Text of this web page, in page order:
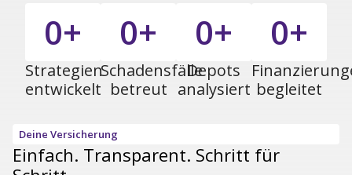
0+
Strategien
entwickelt
0+
Schadensfälle
betreut
0+
Depots
analysiert
0+
begleitet
Deine Versicherung
Einfach. Transparent. Schritt für